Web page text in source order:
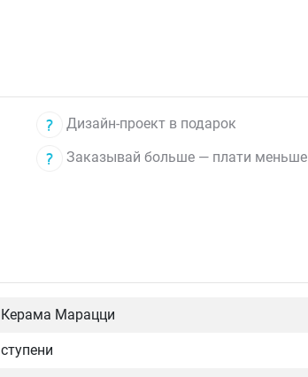
Дизайн-проект в подарок
Заказывай больше — плати меньше
Керама Марацци
ступени